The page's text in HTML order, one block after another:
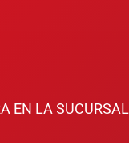
EN LA SUCURSAL